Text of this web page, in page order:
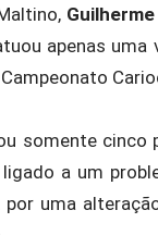
apenas
somente cinco
a um
uma